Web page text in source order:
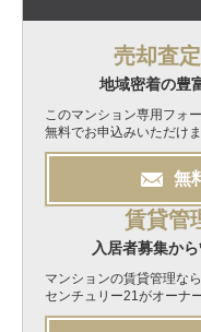
売却査
地域密着の豊
このマンション専用フォ
無料でお申込みいただけま
無
賃貸管
入居者募集か
マンションの賃貸管理な
センチュリー21がオーナ